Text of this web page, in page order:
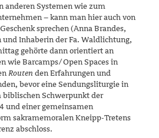
anderen Systemen wie zum
– kann man hier auch von
sprechen (Anna Brandes,
Inhaberin der Fa. Waldlichtung,
gehörte dann orientiert an
wie Bar­camps/‌Open Spaces in
Routen den Erfahrun­gen und
bevor eine Sendungsliturgie in
Schwerpunkt der
und einer gemein­samen
sakramemoralen Kneipp-Tretens
abschloss.